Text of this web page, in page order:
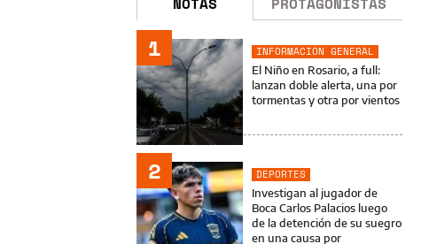
1
INFORMACIÓN GENERAL
El Niño en Rosario, a full:
lanzan doble alerta, una por
tormentas y otra por vientos
2
DEPORTES
Investigan al jugador de
Boca Carlos Palacios luego
de la detención de su suegro
en una causa por